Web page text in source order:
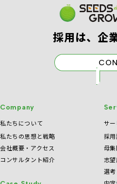
採⽤は、企
Company
私たちについて
私たちの思想と戦略
会社概要・アクセス
コンサルタント紹介
サ
採
母
志
選考